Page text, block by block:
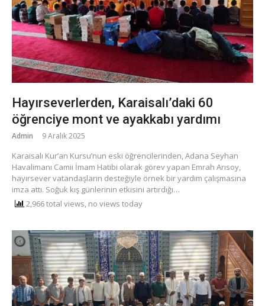
Hayırseverlerden, Karaisalı’daki 60
öğrenciye mont ve ayakkabı yardımı
Admin 9 Aralık 2025
Karaisalı Kur’an Kursu’nun eski öğrencilerinden, Adana Seyhan
Havalimanı Camii İmam Hatibi olarak görev yapan Emrah Arısoy,
hayırsever vatandaşların desteğiyle örnek bir yardım çalışmasına
imza attı. Soğuk kış günlerinin etkisini artırdığı…
2,966 total views, no views today